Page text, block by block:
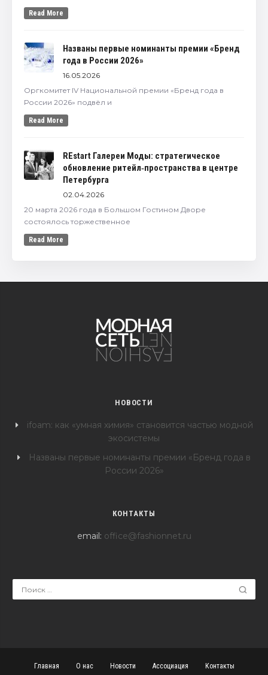
Read More
Названы первые номинанты премии «Бренд
года в России 2026»
16.05.2026
Оргкомитет IV Национальной премии «Бренд года в
России 2026» подвёл и
Read More
REstart Галереи Моды: стратегическое
обновление ритейл‑пространства в центре
Петербурга
02.04.2026
20 марта 2026 года в Большом Гостином Дворе
состоялось торжественное
Read More
НОВОСТИ
ifoam: как «умная химия» становится частью модной
экосистемы
Названы первые номинанты премии «Бренд года в
России 2026»
КОНТАКТЫ
email: office@fashionnet.ru
Главная О нас Новости Ассоциация Контакты